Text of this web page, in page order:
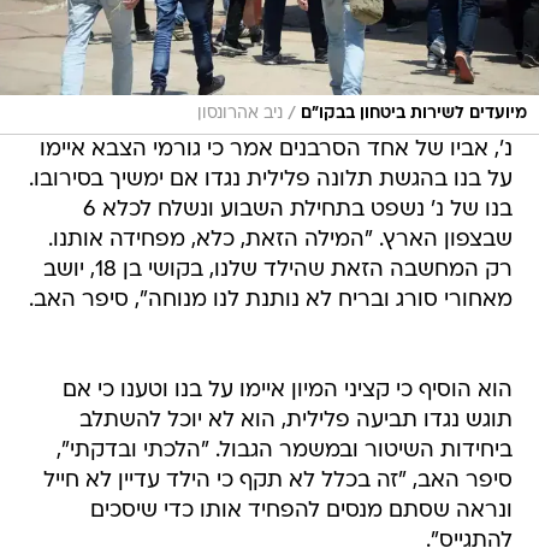
מיועדים לשירות ביטחון בבקו"ם / ניב אהרונסון
נ', אביו של אחד הסרבנים אמר כי גורמי הצבא איימו
על בנו בהגשת תלונה פלילית נגדו אם ימשיך בסירובו.
בנו של נ' נשפט בתחילת השבוע ונשלח לכלא 6
שבצפון הארץ. "המילה הזאת, כלא, מפחידה אותנו.
רק המחשבה הזאת שהילד שלנו, בקושי בן 18, יושב
מאחורי סורג ובריח לא נותנת לנו מנוחה", סיפר האב.
הוא הוסיף כי קציני המיון איימו על בנו וטענו כי אם
תוגש נגדו תביעה פלילית, הוא לא יוכל להשתלב
ביחידות השיטור ובמשמר הגבול. "הלכתי ובדקתי",
סיפר האב, "זה בכלל לא תקף כי הילד עדיין לא חייל
ונראה שסתם מנסים להפחיד אותו כדי שיסכים
להתגייס".